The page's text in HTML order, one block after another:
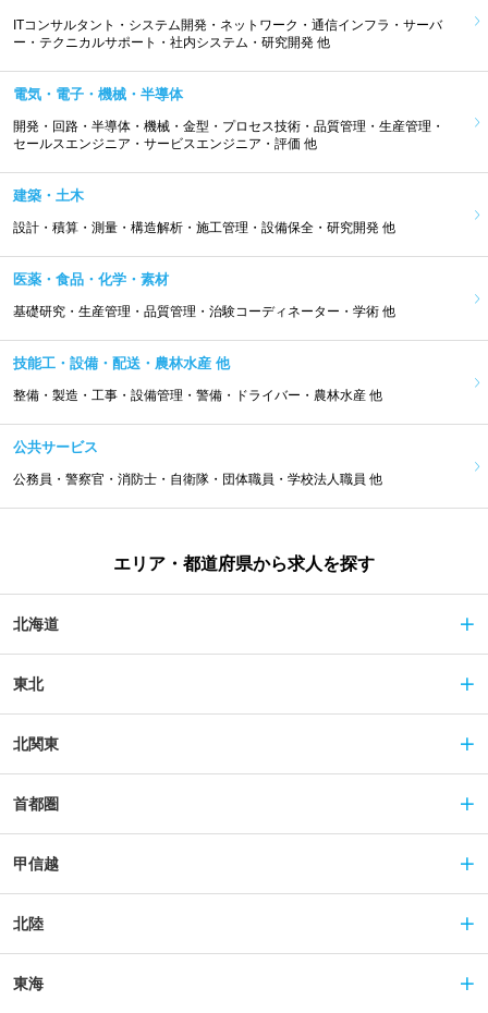
ITコンサルタント・システム開発・ネットワーク・通信インフラ・サーバ
ー・テクニカルサポート・社内システム・研究開発 他
電気・電子・機械・半導体
開発・回路・半導体・機械・金型・プロセス技術・品質管理・生産管理・
セールスエンジニア・サービスエンジニア・評価 他
建築・土木
設計・積算・測量・構造解析・施工管理・設備保全・研究開発 他
医薬・食品・化学・素材
基礎研究・生産管理・品質管理・治験コーディネーター・学術 他
技能工・設備・配送・農林水産 他
整備・製造・工事・設備管理・警備・ドライバー・農林水産 他
公共サービス
公務員・警察官・消防士・自衛隊・団体職員・学校法人職員 他
エリア・都道府県から求人を探す
北海道
東北
北関東
首都圏
甲信越
北陸
東海